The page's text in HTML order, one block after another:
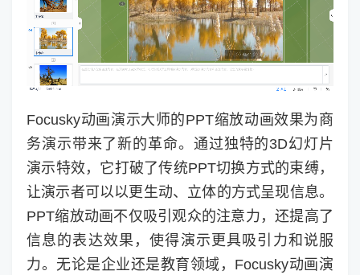
Focusky动画演示大师的PPT缩放动画效果为商
务演示带来了新的革命。通过独特的3D幻灯片
演示特效，它打破了传统PPT切换方式的束缚，
让演示者可以以更生动、立体的方式呈现信息。
PPT缩放动画不仅吸引观众的注意力，还提高了
信息的表达效果，使得演示更具吸引力和说服
力。无论是企业还是教育领域，Focusky动画演